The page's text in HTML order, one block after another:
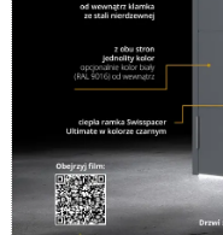
Powstaliśmy w